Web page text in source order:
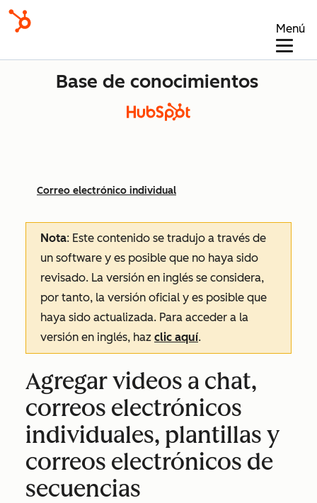
Menú
Base de conocimientos
Correo electrónico individual
Nota: Este contenido se tradujo a través de
un software y es posible que no haya sido
revisado. La versión en inglés se considera,
por tanto, la versión oficial y es posible que
haya sido actualizada. Para acceder a la
versión en inglés, haz clic aquí.
Agregar videos a chat,
correos electrónicos
individuales, plantillas y
correos electrónicos de
secuencias